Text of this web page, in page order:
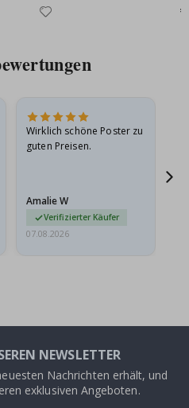
Wirklich schöne Poster zu
guten Preisen.
Amalie W
Verifizierter Käufer
07.08.2026
NEWSLETTER
Nachrichten erhält, und
exklusiven Angeboten.